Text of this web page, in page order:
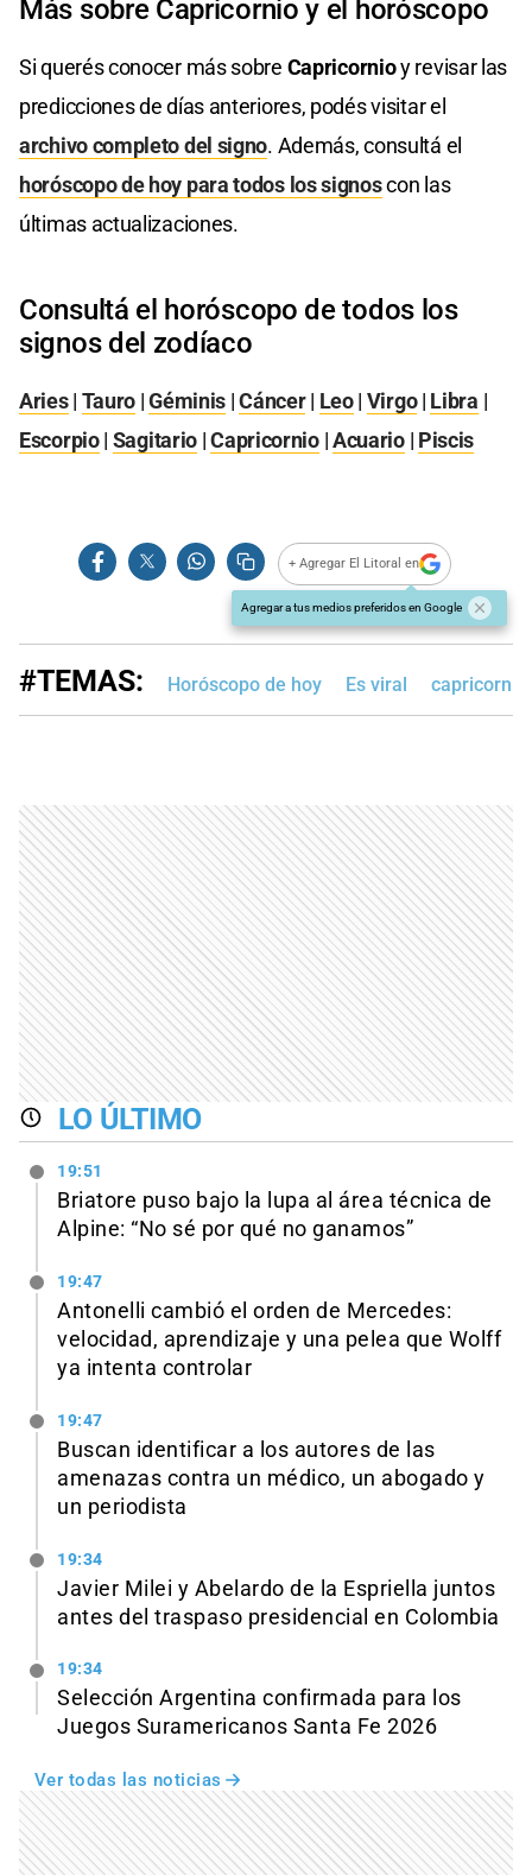
Más sobre Capricornio y el horóscopo
Si querés conocer más sobre Capricornioy revisar las
predicciones de días anteriores, podés visitar el
archivo completo del signo. Además, consultá el
horóscopo de hoy para todos los signoscon las
últimas actualizaciones.
Consultá el horóscopo de todos los
signos del zodíaco
Aries| Tauro |Géminis |Cáncer| Leo| Virgo| Libra |
Escorpio| Sagitario |Capricornio|Acuario| Piscis
+ Agregar El Litoral en
Agregar a tus medios preferidos en Google
#TEMAS: Horóscopo de hoy Es viral capricornio
LO ÚLTIMO
19:51
Briatore puso bajo la lupa al área técnica de
Alpine: “No sé por qué no ganamos”
19:47
Antonelli cambió el orden de Mercedes:
velocidad, aprendizaje y una pelea que Wolff
ya intenta controlar
19:47
Buscan identificar a los autores de las
amenazas contra un médico, un abogado y
un periodista
19:34
Javier Milei y Abelardo de la Espriella juntos
antes del traspaso presidencial en Colombia
19:34
Selección Argentina confirmada para los
Juegos Suramericanos Santa Fe 2026
Ver todas las noticias